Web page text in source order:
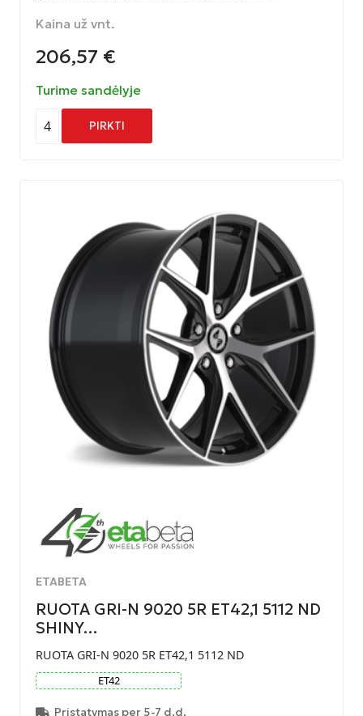
Kaina už vnt.
206,57 €
Turime sandėlyje
4 PIRKTI
ETABETA
RUOTA GRI-N 9020 5R ET42,1 5112 ND
SHINY…
RUOTA GRI-N 9020 5R ET42,1 5112 ND
ET42
Pristatymas per 5-7 d.d.